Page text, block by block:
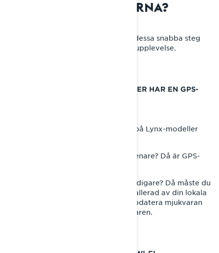
TILL GPS-FUNKTIONERNA?
Innan du ger dig ut på äventyr, följ dessa snabba steg
för att få en förbättrad navigationsupplevelse.
KONTROLLERA ATT DIN SNÖSKOTER HAR EN GPS-
Den inbyggda GPS:en finns endast på Lynx-modeller
- Har du en modell från 2025 eller senare? Då är GPS-
- Har du en modell från 2024 eller tidigare? Då måste du
köpa en GPS-modul och få den installerad av din lokala
återförsäljare. Du behöver även uppdatera mjukvaran
via Wi-Fi eller direkt hos återförsäljaren.